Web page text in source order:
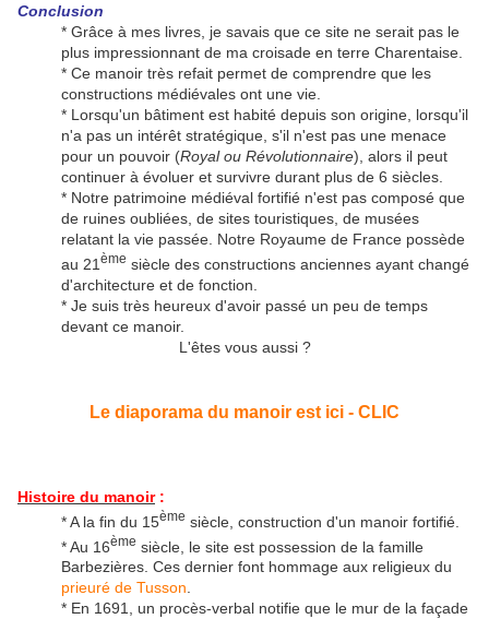
Conclusion
* Grâce à mes livres, je savais que ce site ne serait pas le
plus impressionnant de ma croisade en terre Charentaise.
* Ce manoir très refait permet de comprendre que les
constructions médiévales ont une vie.
* Lorsqu'un bâtiment est habité depuis son origine, lorsqu'il
n'a pas un intérêt stratégique, s'il n'est pas une menace
pour un pouvoir (Royal ou Révolutionnaire), alors il peut
continuer à évoluer et survivre durant plus de 6 siècles.
* Notre patrimoine médiéval fortifié n'est pas composé que
de ruines oubliées, de sites touristiques, de musées
relatant la vie passée. Notre Royaume de France possède
au 21 ème siècle des constructions anciennes ayant changé
d'architecture et de fonction.
* Je suis très heureux d'avoir passé un peu de temps
devant ce manoir.
L'êtes vous aussi ?
Le diaporama du manoir est ici - CLIC
Histoire du manoir :
* A la fin du 15ème siècle, construction d'un manoir fortifié.
* Au 16ème siècle, le site est possession de la famille
Barbezières. Ces dernier font hommage aux religieux du
prieuré de Tusson
* En 1691, un procès-verbal notifie que le mur de la façade